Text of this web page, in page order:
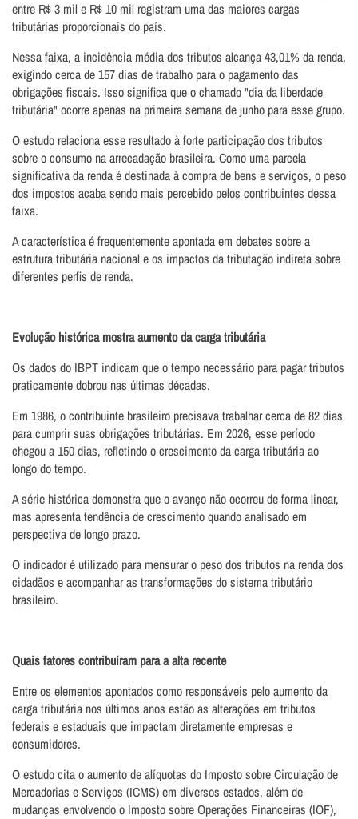
entre R$ 3 mil e R$ 10 mil registram uma das maiores cargas
tributárias proporcionais do país.
Nessa faixa, a incidência média dos tributos alcança 43,01% da renda,
exigindo cerca de 157 dias de trabalho para o pagamento das
obrigações fiscais. Isso significa que o chamado "dia da liberdade
tributária" ocorre apenas na primeira semana de junho para esse grupo.
O estudo relaciona esse resultado à forte participação dos tributos
sobre o consumo na arrecadação brasileira. Como uma parcela
significativa da renda é destinada à compra de bens e serviços, o peso
dos impostos acaba sendo mais percebido pelos contribuintes dessa
faixa.
A característica é frequentemente apontada em debates sobre a
estrutura tributária nacional e os impactos da tributação indireta sobre
diferentes perfis de renda.
Evolução histórica mostra aumento da carga tributária
Os dados do IBPT indicam que o tempo necessário para pagar tributos
praticamente dobrou nas últimas décadas.
Em 1986, o contribuinte brasileiro precisava trabalhar cerca de 82 dias
para cumprir suas obrigações tributárias. Em 2026, esse período
chegou a 150 dias, refletindo o crescimento da carga tributária ao
longo do tempo.
A série histórica demonstra que o avanço não ocorreu de forma linear,
mas apresenta tendência de crescimento quando analisado em
perspectiva de longo prazo.
O indicador é utilizado para mensurar o peso dos tributos na renda dos
cidadãos e acompanhar as transformações do sistema tributário
brasileiro.
Quais fatores contribuíram para a alta recente
Entre os elementos apontados como responsáveis pelo aumento da
carga tributária nos últimos anos estão as alterações em tributos
federais e estaduais que impactam diretamente empresas e
consumidores.
O estudo cita o aumento de alíquotas do Imposto sobre Circulação de
Mercadorias e Serviços (ICMS) em diversos estados, além de
mudanças envolvendo o Imposto sobre Operações Financeiras (IOF),